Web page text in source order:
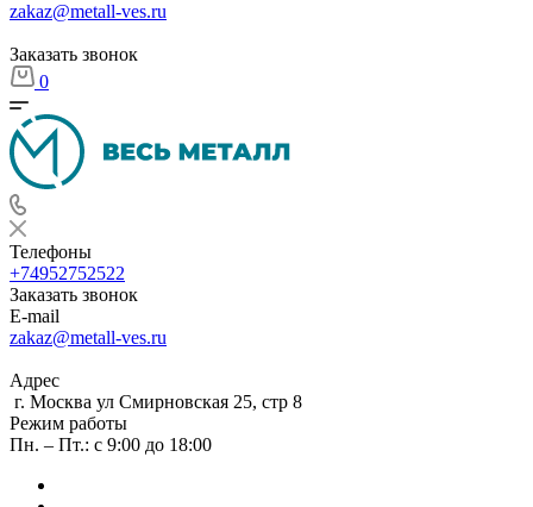
zakaz@metall-ves.ru
Заказать звонок
0
Телефоны
+74952752522
Заказать звонок
E-mail
zakaz@metall-ves.ru
Адрес
г. Москва ул Смирновская 25, стр 8
Режим работы
Пн. – Пт.: с 9:00 до 18:00